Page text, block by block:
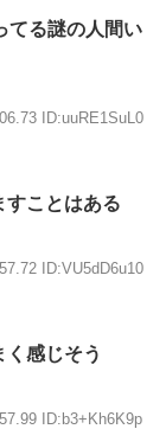
てる謎の人間い
ID:uuRE1SuL0
すことはある
ID:VU5dD6u10
感じそう
ID:b3+Kh6K9p